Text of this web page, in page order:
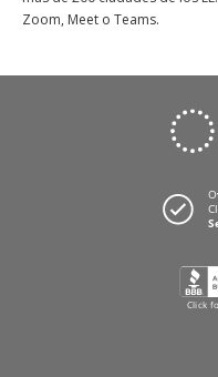
Zoom, Meet o Teams.